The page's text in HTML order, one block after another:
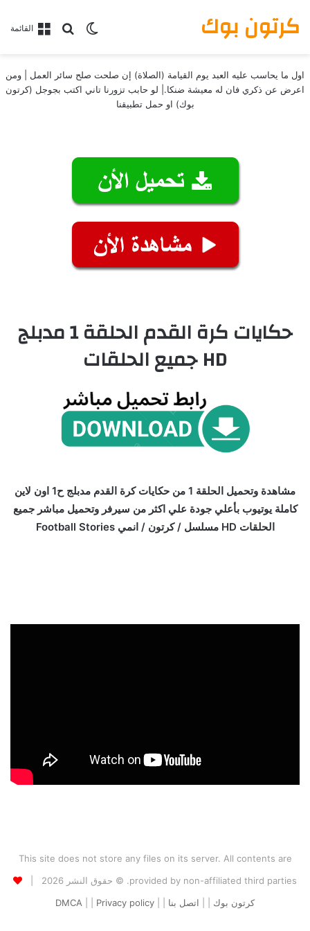
القائمةبحث عن
الوضع المظلم كرتون بوك
اول ما يحاسب عليه العبد يوم القيامة (الصلاة) إن صلحت صلح سائر العمل | ومن
اعرض عن ذكري فان له معيشة ضنكا.| لو حابب تزورنا تاني اكتب بجوجل (كرتون
بوك) او حمل تطبيقنا
حكايات كرة القدم الحلقة 1 مدبلج
HD جميع الحلقات
مشاهدة وتحميل الحلقة 1 من حكايات كرة القدم مدبلج ح1 اون لاين
كاملة يوتيوب بأعلي جودة علي اكثر من سيرفر وتحميل مباشر جميع
الحلقات HD مسلسل / كرتون / انمي Football Stories
This site does not store any files on its server. All contents are
provided by non-affiliated third parties. © حقوق النشر 2026 |
كرتون بوك
اتصل بنا DMCA Privacy policy